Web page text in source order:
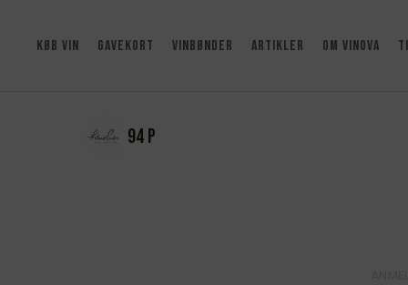
KØB VIN GAVEKORT VINBØNDER ARTIKLER OM VINOVA
94 P